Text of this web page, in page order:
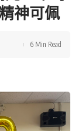
神可佩
6 Min Read